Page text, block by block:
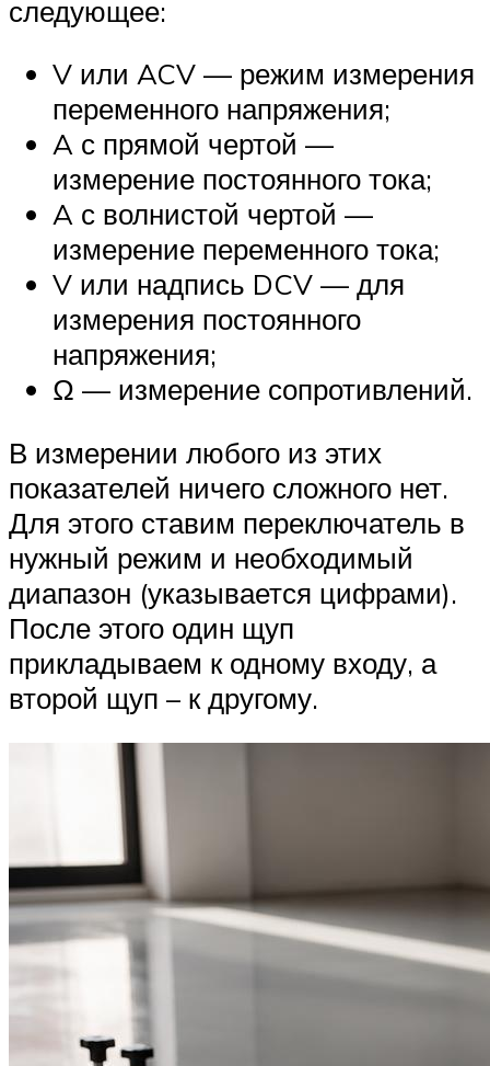
следующее:
V или ACV — режим измерения
переменного напряжения;
A с прямой чертой —
измерение постоянного тока;
A с волнистой чертой —
измерение переменного тока;
V или надпись DCV — для
измерения постоянного
напряжения;
Ω — измерение сопротивлений.
В измерении любого из этих
показателей ничего сложного нет.
Для этого ставим переключатель в
нужный режим и необходимый
диапазон (указывается цифрами).
После этого один щуп
прикладываем к одному входу, а
второй щуп – к другому.